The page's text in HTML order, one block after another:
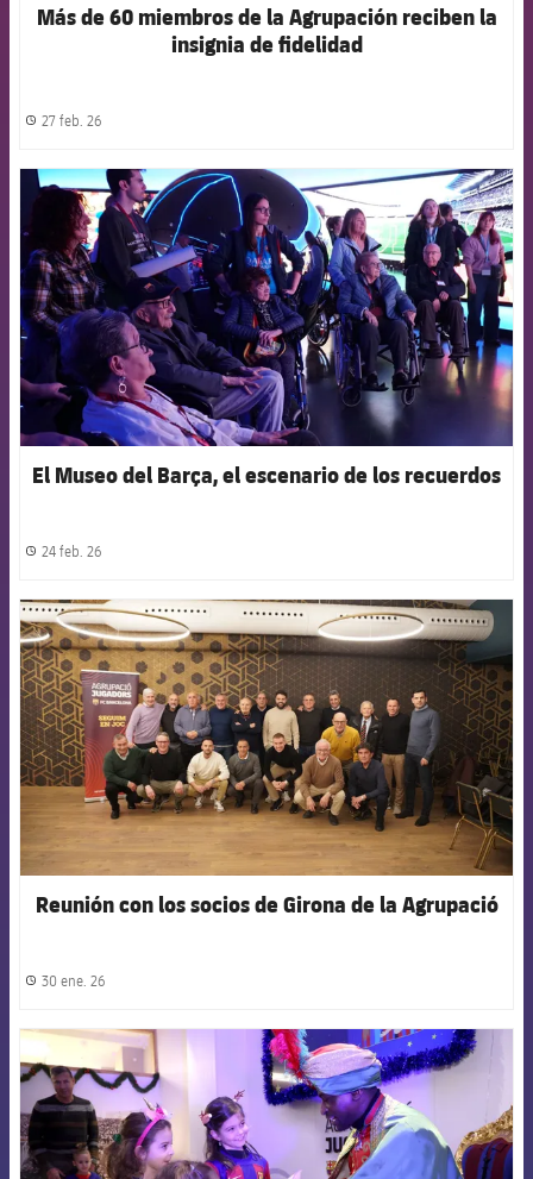
Más de 60 miembros de la Agrupación reciben la
insignia de fidelidad
label.share.clock
27 feb. 26
FCB Barcelona badge
El Museo del Barça, el escenario de los recuerdos
label.share.clock
24 feb. 26
FCB Barcelona badge
Reunión con los socios de Girona de la Agrupació
label.share.clock
30 ene. 26
FCB Barcelona badge